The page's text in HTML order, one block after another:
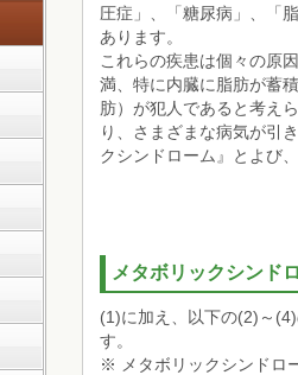
圧症」、「糖尿病」、「
あります。
これらの疾患は個々の原
満、特に内臓に脂肪が蓄
肪）が犯人であると考え
り、さまざまな病気が引
クシンドローム』とよび
メタボリックシンド
(1)に加え、以下の(2)～
す。
※ メタボリックシンドロ